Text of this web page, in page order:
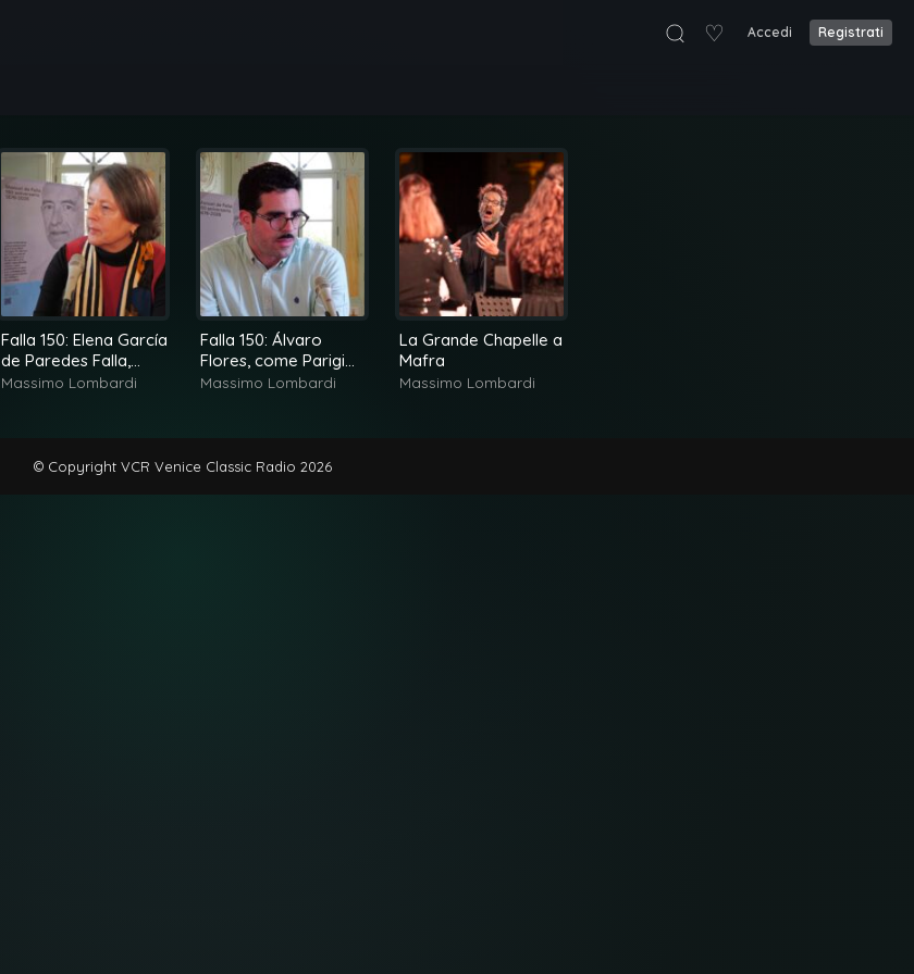
♡ Accedi Registrati
Falla 150: Elena García
de Paredes Falla,
ricordi di famiglia
Massimo Lombardi
Falla 150: Álvaro
Flores, come Parigi
cambiò Manuel de
Massimo Lombardi
La Grande Chapelle a
Mafra
Massimo Lombardi
© Copyright VCR Venice Classic Radio 2026